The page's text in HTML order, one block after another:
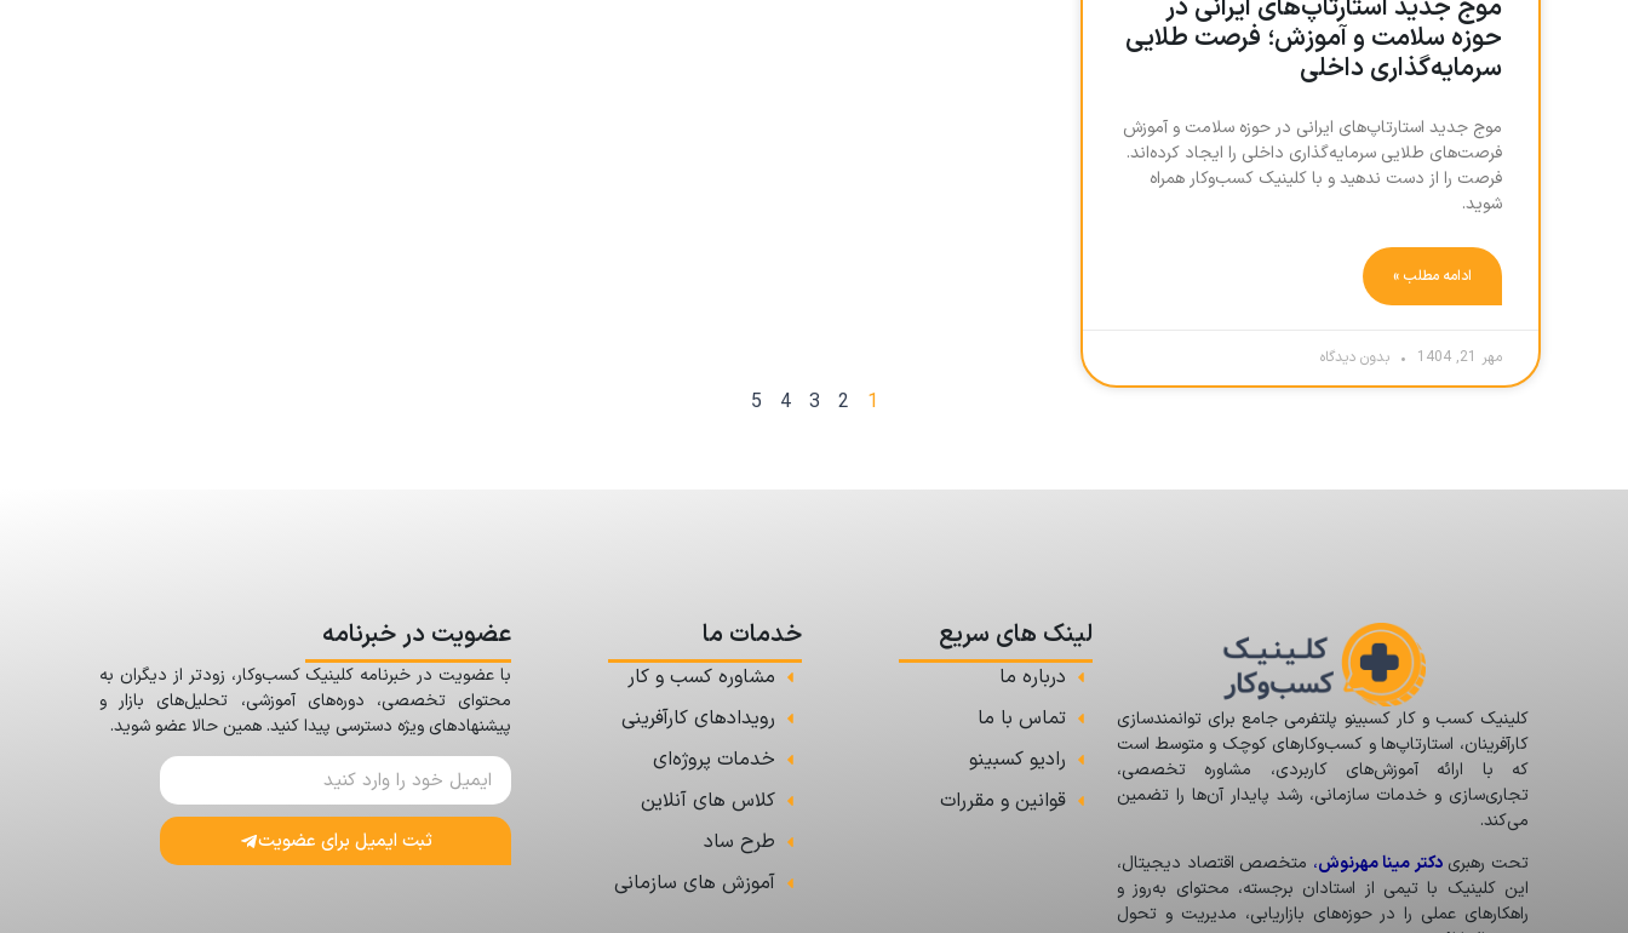
موج جدید استارتاپ‌های ایرانی در
حوزه سلامت و آموزش؛ فرصت طلایی
سرمایه‌گذاری داخلی
موج جدید استارتاپ‌های ایرانی در حوزه سلامت و آموزش
فرصت‌های طلایی سرمایه‌گذاری داخلی را ایجاد کرده‌اند.
فرصت را از دست ندهید و با کلینیک کسب‌وکار همراه
شوید.
ادامه مطلب »
مهر 21, 1404 بدون دیدگاه
1
2
3
4
5
کلینیک کسب و کار کسبینو پلتفرمی جامع برای توانمندسازی
کارآفرینان، استارتاپ‌ها و کسب‌وکارهای کوچک و متوسط است
که با ارائه آموزش‌های کاربردی، مشاوره تخصصی،
تجاری‌سازی و خدمات سازمانی، رشد پایدار آن‌ها را تضمین
می‌کند.
تحت رهبریدکتر مینا مهرنوش، متخصص اقتصاد دیجیتال،
این کلینیک با تیمی از استادان برجسته، محتوای به‌روز و
راهکارهای عملی را در حوزه‌های بازاریابی، مدیریت و تحول
لینک های سریع
درباره ما
تماس با ما
رادیو کسبینو
قوانین و مقررات
خدمات ما
مشاوره کسب و کار
رویدادهای کارآفرینی
خدمات پروژه‌ای
کلاس های آنلاین
طرح ساد
آموزش های سازمانی
عضویت در خبرنامه
با عضویت در خبرنامه کلینیک کسب‌وکار، زودتر از دیگران به
محتوای تخصصی، دوره‌های آموزشی، تحلیل‌های بازار و
پیشنهادهای ویژه دسترسی پیدا کنید. همین حالا عضو شوید.
ثبت ایمیل برای عضویت